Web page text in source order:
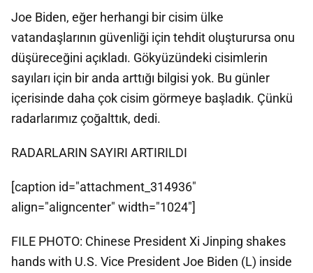
Joe Biden, eğer herhangi bir cisim ülke
vatandaşlarının güvenliği için tehdit oluşturursa onu
düşüreceğini açıkladı. Gökyüzündeki cisimlerin
sayıları için bir anda arttığı bilgisi yok. Bu günler
içerisinde daha çok cisim görmeye başladık. Çünkü
radarlarımız çoğalttık, dedi.
RADARLARIN SAYIRI ARTIRILDI
[caption id="attachment_314936"
align="aligncenter" width="1024"]
FILE PHOTO: Chinese President Xi Jinping shakes
hands with U.S. Vice President Joe Biden (L) inside